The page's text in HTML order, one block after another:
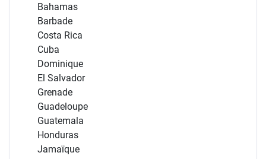
Bahamas
Barbade
Costa Rica
Cuba
Dominique
El Salvador
Grenade
Guadeloupe
Guatemala
Honduras
Jamaïque